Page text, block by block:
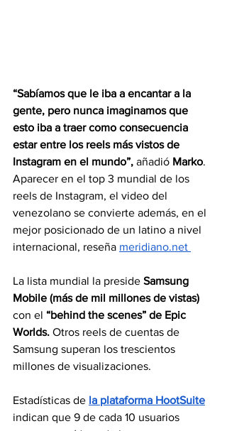
“Sabíamos que le iba a encantar a la
gente, pero nunca imaginamos que
esto iba a traer como consecuencia
estar entre los reels más vistos de
Instagram en el mundo”, añadió Marko.
Aparecer en el top 3 mundial de los
reels de Instagram, el video del
venezolano se convierte además, en el
mejor posicionado de un latino a nivel
internacional, reseña meridiano.net
La lista mundial la preside Samsung
Mobile (más de mil millones de vistas)
con el “behind the scenes” de Epic
Worlds. Otros reels de cuentas de
Samsung superan los trescientos
millones de visualizaciones.
Estadísticas de la plataforma HootSuite
indican que 9 de cada 10 usuarios